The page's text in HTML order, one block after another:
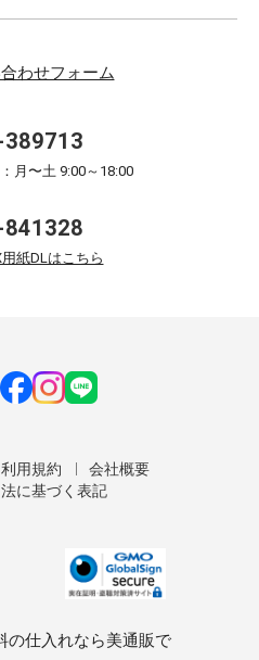
わせフォーム
月〜土 9:00～18:00
紙DLはこちら
利用規約
会社概要
に基づく表記
の仕入れなら美通販で